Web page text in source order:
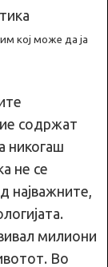
кој може да ја
содржат
никогаш
не се
најважните,
милиони
Во